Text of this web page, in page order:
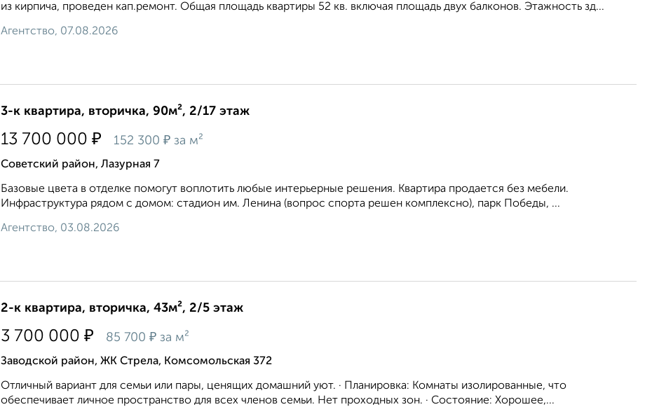
из кирпича, проведен кап.ремонт. Общая площадь квартиры 52 кв. включая площадь двух балконов. Этажность зд...
Агентство, 07.08.2026
3-к квартира, вторичка, 90м², 2/17 этаж
13 700 000 ₽ 152 300 ₽ за м²
Советский район, Лазурная 7
Базовые цвета в отделке помогут воплотить любые интерьерные решения. Квартира продается без мебели.
Инфраструктура рядом с домом: стадион им. Ленина (вопрос спорта решен комплексно), парк Победы, ...
Агентство, 03.08.2026
2-к квартира, вторичка, 43м², 2/5 этаж
3 700 000 ₽ 85 700 ₽ за м²
Заводской район, ЖК Стрела, Комсомольская 372
Отличный вариант для семьи или пары, ценящих домашний уют. · Планировка: Комнаты изолированные, что
обеспечивает личное пространство для всех членов семьи. Нет проходных зон. · Состояние: Хорошее,...